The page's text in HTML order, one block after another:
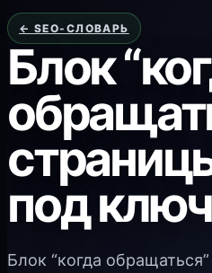
← SEO-СЛОВАРЬ
Блок
под ключ
Блок “когда